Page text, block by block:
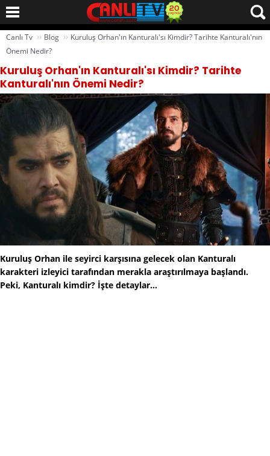
Canlı Tv ›› Blog ›› Kuruluş Orhan'ın Kanturalı'sı Kimdir? Tarihte Kanturalı'nın
Önemi Nedir?
Kuruluş Orhan'ın Kanturalı'sı Kimdir? Tarihte
Kanturalı'nın Önemi Nedir?
Kuruluş Orhan ile seyirci karşısına gelecek olan Kanturalı
karakteri izleyici tarafından merakla araştırılmaya başlandı.
Peki, Kanturalı kimdir? İşte detaylar...